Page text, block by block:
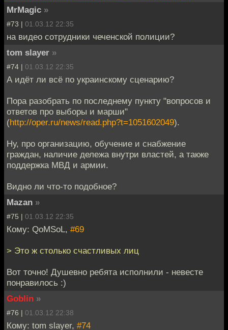
MrMagic »
#73 | 01.03.12 22:35
на видео сотрудники чеченской полиции?
tom slayer »
#74 | 01.03.12 22:35
А идёт ли всё по украинскому сценарию?
Пора разобрать по последнему пункту "вопросов и
ответов про выборы и марши"
(http://oper.ru/news/read.php?t=1051602049).
Ну, про организацию, обучение и снабжение
граждан, наличие дележа внутри властей, а также
поддержка МВД и армии.
Видно ли что-то подобное?
Mazan »
#75 | 01.03.12 22:35
Кому: QoMSoL, #69
> Это ж столько счастливых лиц
Вот точно! Душевно ребята исполнили - невесте
понравилось :)
Goblin »
#76 | 01.03.12 22:38
Кому: tom slayer, #74